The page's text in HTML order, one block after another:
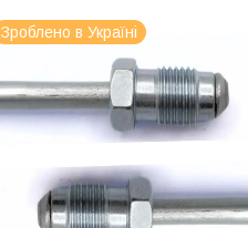
Зроблено в Україні